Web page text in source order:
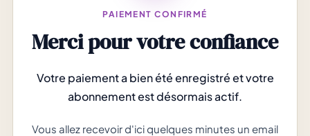
PAIEMENT CONFIRMÉ
Merci pour votre confiance
Votre paiement a bien été enregistré et votre
abonnement est désormais actif.
Vous allez recevoir d'ici quelques minutes un email